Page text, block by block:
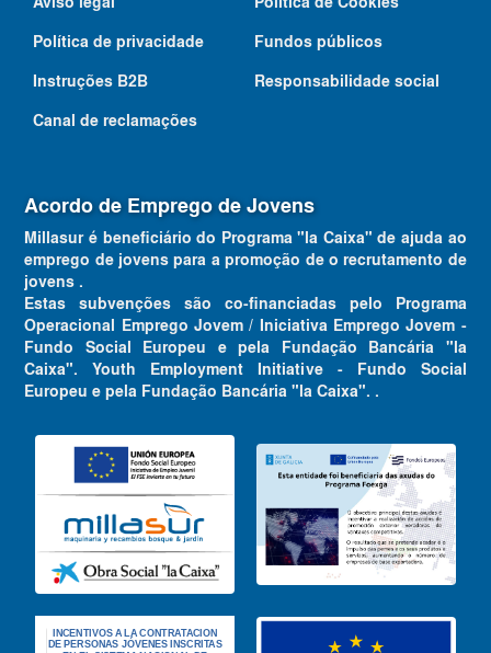
Política de privacidade
Fundos públicos
Instruções B2B
Responsabilidade social
Canal de reclamações
Acordo de Emprego de Jovens
Millasur é beneficiário do Programa "la Caixa" de ajuda ao
emprego de jovens para a promoção de o recrutamento de
jovens .
Estas subvenções são co-financiadas pelo Programa
Operacional Emprego Jovem / Iniciativa Emprego Jovem -
Fundo Social Europeu e pela Fundação Bancária "la
Caixa". Youth Employment Initiative - Fundo Social
Europeu e pela Fundação Bancária "la Caixa". .